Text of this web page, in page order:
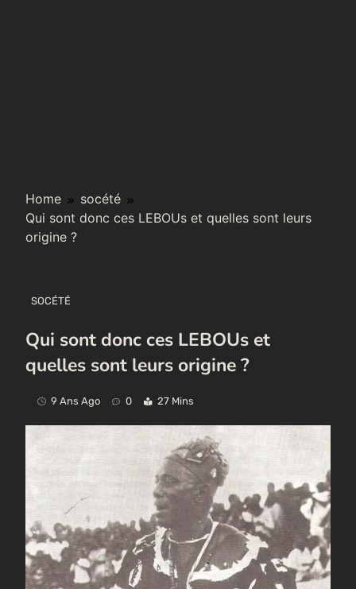
Home
socété
Qui sont donc ces LEBOUs et quelles sont leurs
origine ?
SOCÉTÉ
Qui sont donc ces LEBOUs et
quelles sont leurs origine ?
9 Ans Ago 0 27 Mins